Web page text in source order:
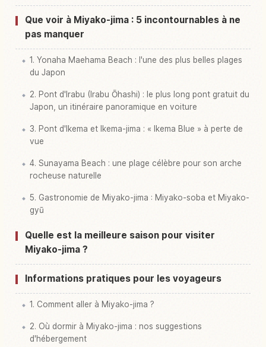
Que voir à Miyako-jima : 5 incontournables à ne
pas manquer
1. Yonaha Maehama Beach : l'une des plus belles plages
du Japon
2. Pont d'Irabu (Irabu Ōhashi) : le plus long pont gratuit du
Japon, un itinéraire panoramique en voiture
3. Pont d'Ikema et Ikema-jima : « Ikema Blue » à perte de
vue
4. Sunayama Beach : une plage célèbre pour son arche
rocheuse naturelle
5. Gastronomie de Miyako-jima : Miyako-soba et Miyako-
gyū
Quelle est la meilleure saison pour visiter
Miyako-jima ?
Informations pratiques pour les voyageurs
1. Comment aller à Miyako-jima ?
2. Où dormir à Miyako-jima : nos suggestions
d'hébergement